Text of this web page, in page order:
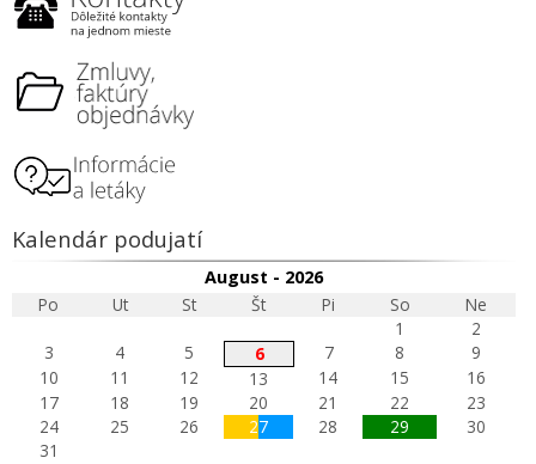
Kalendár podujatí
August - 2026
Po
Ut St Št Pi So
Ne
1
2
3
4 5 6 7 8
9
10
11 12 13 14 15
16
17
18 19 20 21 22
23
24
25 26 27 28 29
30
31